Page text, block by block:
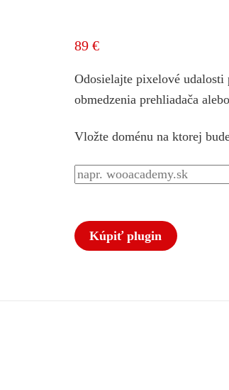
89 €
Odosielajte pixelové udalosti
obmedzenia prehliadača
Vložte doménu na ktorej
Kúpiť plugin